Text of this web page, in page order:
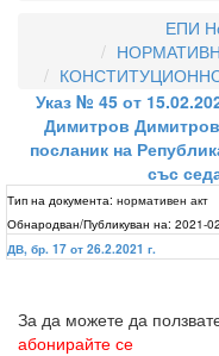
ЕПИ
Указ № 45 от
Димитров
посланик на
със
Тип на документа: нормативен акт
Обнародван/Публикуван на: 2021-
ДВ, бр. 17 от 26.2.2021 г.
За да можете да
абонирайте се